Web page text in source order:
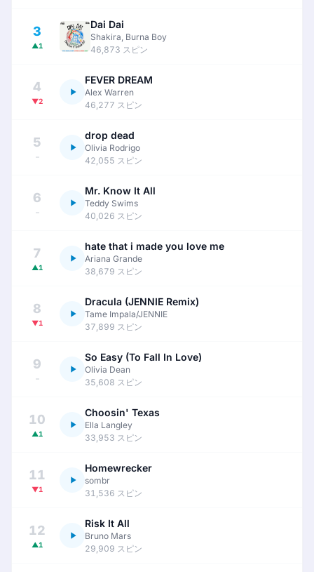
3
▲1
Dai Dai
Shakira, Burna Boy
46,873 スピン
4
▼2
FEVER DREAM
Alex Warren
46,277 スピン
5
–
drop dead
Olivia Rodrigo
42,055 スピン
6
–
Mr. Know It All
Teddy Swims
40,026 スピン
7
▲1
hate that i made you love me
Ariana Grande
38,679 スピン
8
▼1
Dracula (JENNIE Remix)
Tame Impala/JENNIE
37,899 スピン
9
–
So Easy (To Fall In Love)
Olivia Dean
35,608 スピン
10
▲1
Choosin' Texas
Ella Langley
33,953 スピン
11
▼1
Homewrecker
sombr
31,536 スピン
12
▲1
Risk It All
Bruno Mars
29,909 スピン